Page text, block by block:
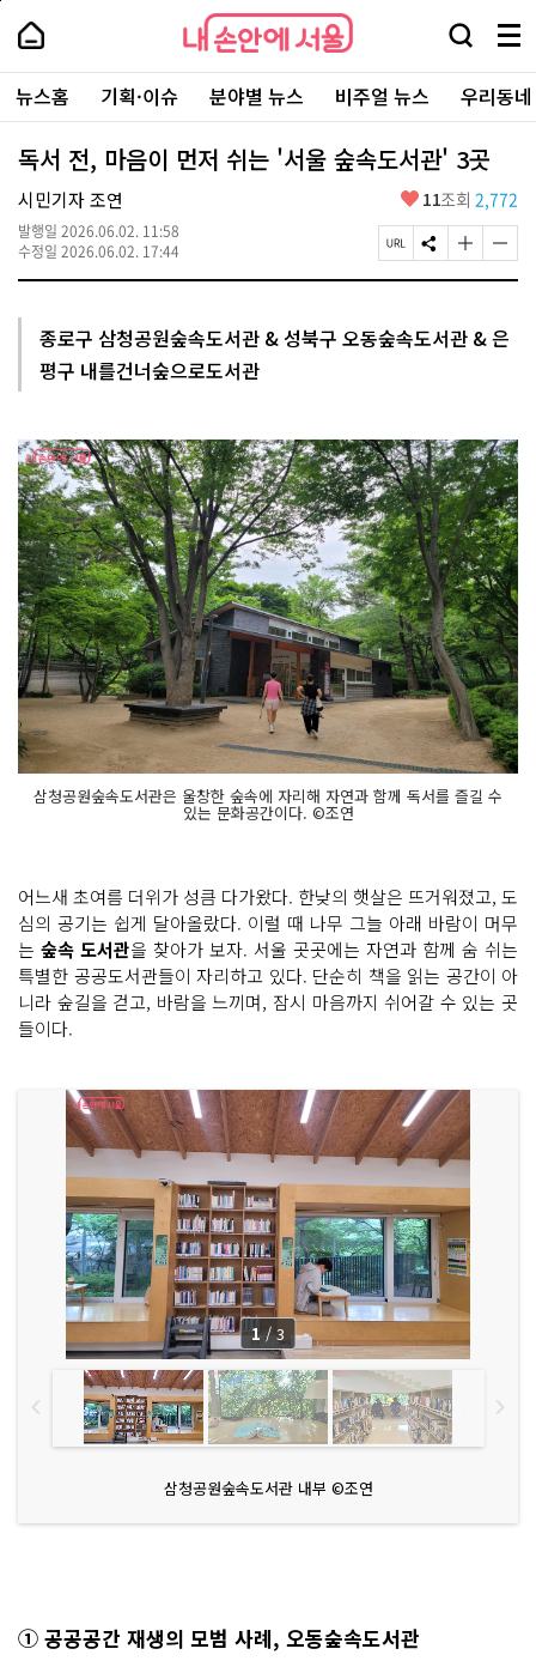
본
로
가
내
손
안
에
서
울
-
서
울
시
대
표
소
포
내
손
에
울
검
창
열
기
메
뉴
전
체
보
주
요
서
뉴스홈 기획·이슈 분야별 뉴스 비주얼 뉴스 우리동
독서 전, 마음이 먼저 쉬는 '서울 숲속도서관' 3곳
시민기자 조연
발행일 2026.06.02. 11:58
수정일 2026.06.02. 17:44
좋
요
11조회 2,772
페
이
R
L
S
N
유
하
글
자
크
게
기
글
자
작
게
기
종로구 삼청공원숲속도서관 & 성북구 오동숲속도서관 & 은
평구 내를건너숲으로도서관
삼청공원숲속도서관은 울창한 숲속에 자리해 자연과 함께 독서를 즐길 수
있는 문화공간이다. ©조연
어느새 초여름 더위가 성큼 다가왔다. 한낮의 햇살은 뜨거워졌고, 도
심의 공기는 쉽게 달아올랐다. 이럴 때 나무 그늘 아래 바람이 머무
는 숲속 도서관을 찾아가 보자. 서울 곳곳에는 자연과 함께 숨 쉬는
특별한 공공도서관들이 자리하고 있다. 단순히 책을 읽는 공간이 아
니라 숲길을 걷고, 바람을 느끼며, 잠시 마음까지 쉬어갈 수 있는 곳
들이다.
삼청공원숲속도서관 내부 ©조연
1 / 3
① 공공공간 재생의 모범 사례, 오동숲속도서관
페
상
단
로